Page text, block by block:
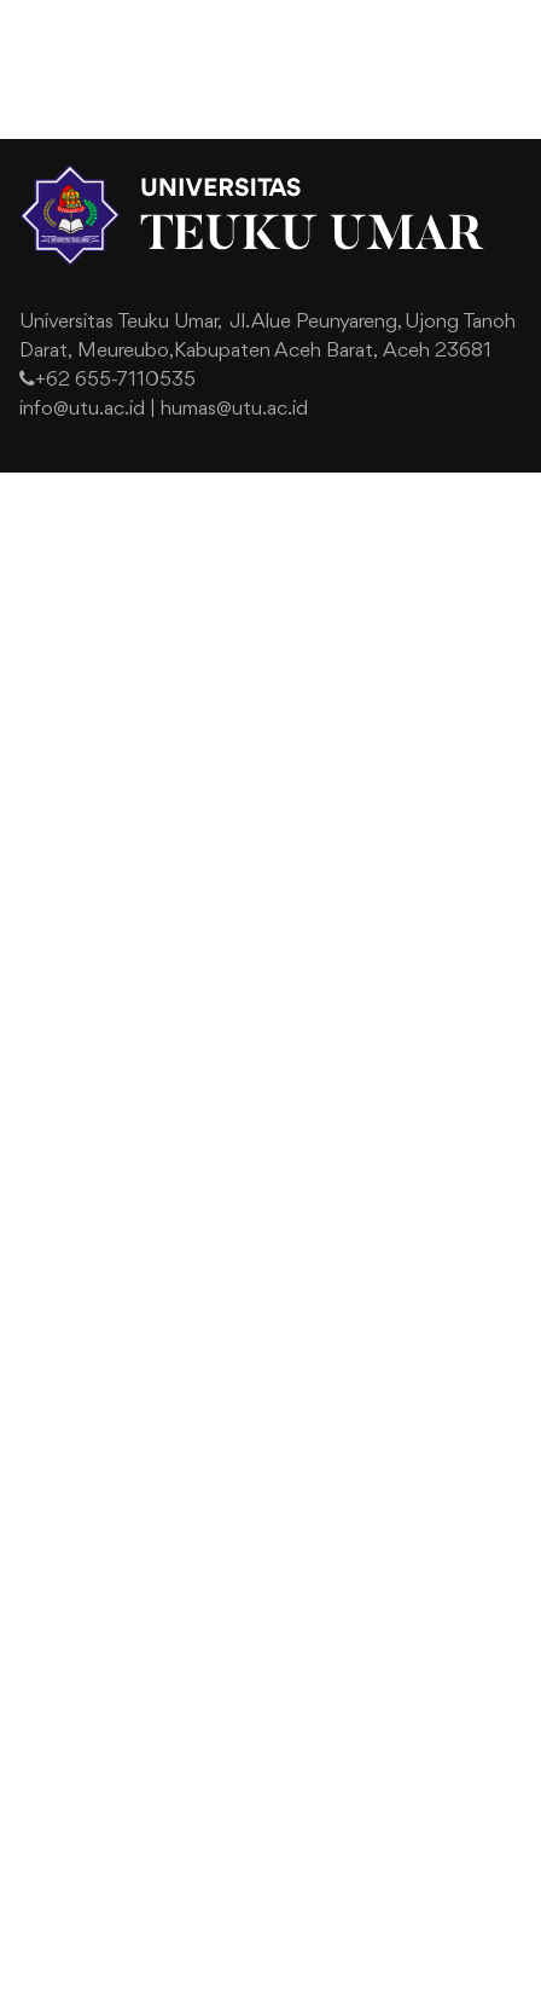
Universitas Teuku Umar, Jl. Alue Peunyareng, Ujong Tanoh
Darat, Meureubo,Kabupaten Aceh Barat, Aceh 23681
+62 655-7110535
info@utu.ac.id
humas@utu.ac.id